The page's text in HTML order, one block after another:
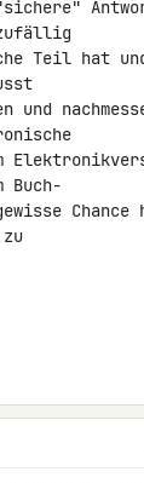
zufällig
Teil hat
und
Buch-
Chance